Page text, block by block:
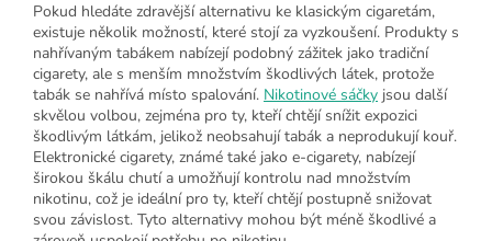
Pokud hledáte zdravější alternativu ke klasickým cigaretám,
existuje několik možností, které stojí za vyzkoušení. Produkty s
nahřívaným tabákem nabízejí podobný zážitek jako tradiční
cigarety, ale s menším množstvím škodlivých látek, protože
tabák se nahřívá místo spalování. Nikotinové sáčky jsou další
skvělou volbou, zejména pro ty, kteří chtějí snížit expozici
škodlivým látkám, jelikož neobsahují tabák a neprodukují kouř.
Elektronické cigarety, známé také jako e-cigarety, nabízejí
širokou škálu chutí a umožňují kontrolu nad množstvím
nikotinu, což je ideální pro ty, kteří chtějí postupně snižovat
svou závislost. Tyto alternativy mohou být méně škodlivé a